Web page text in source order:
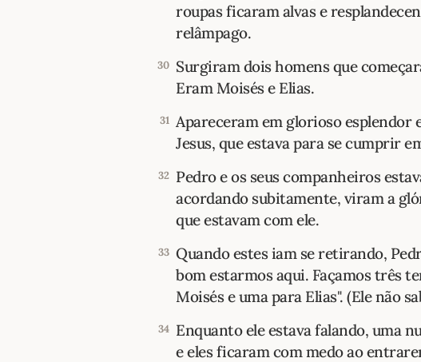
roupas ficaram alvas e
relâmpago.
30 Surgiram dois homens que
Eram Moisés e Elias.
31 Apareceram em glorioso esplendor
Jesus, que estava para se cumprir
32 Pedro e os seus companheiros
acordando subitamente, viram a
que estavam com ele.
33 Quando estes iam se retirando,
bom estarmos aqui. Façamos três
Moisés e uma para Elias". (Ele não
34 Enquanto ele estava falando, uma
e eles ficaram com medo ao